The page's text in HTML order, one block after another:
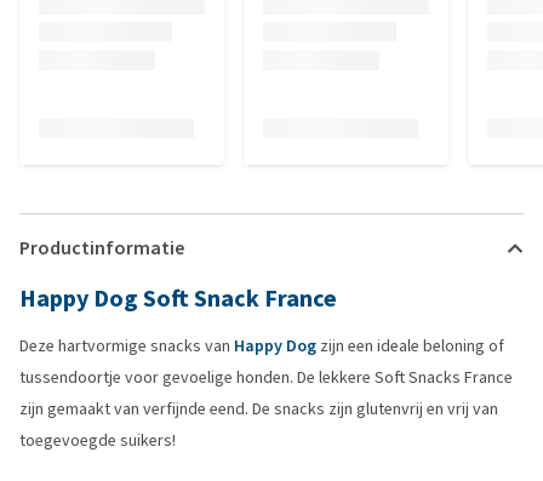
Productinformatie
Happy Dog Soft Snack France
Deze hartvormige snacks van Happy Dog zijn een ideale beloning of
tussendoortje voor gevoelige honden. De lekkere Soft Snacks France
zijn gemaakt van verfijnde eend. De snacks zijn glutenvrij en vrij van
toegevoegde suikers!